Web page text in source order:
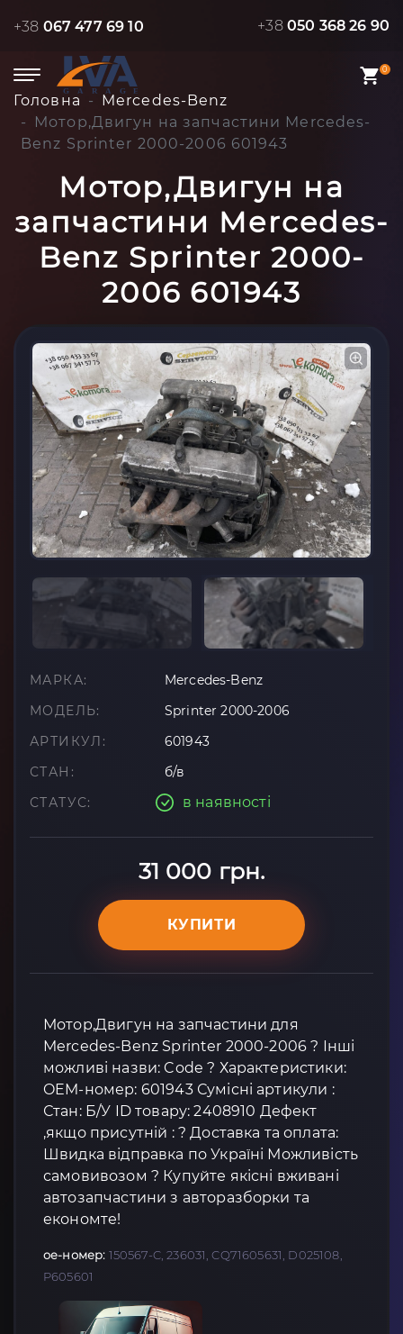
+38 067 477 69 10 +38 050 368 26 90
0
Головна
Mercedes-Benz
Мотор,Двигун на запчастини Mercedes-
Benz Sprinter 2000-2006 601943
Мотор,Двигун на
запчастини Mercedes-
Benz Sprinter 2000-
2006 601943
МАРКА:
Mercedes-Benz
МОДЕЛЬ:
Sprinter 2000-2006
АРТИКУЛ:
601943
СТАН:
б/в
СТАТУС:
в наявності
31 000 грн.
КУПИТИ
Мотор,Двигун на запчастини для
Mercedes-Benz Sprinter 2000-2006 ? Інші
можливі назви: Code ? Характеристики:
OEM-номер: 601943 Сумісні артикули :
Стан: Б/У ID товару: 2408910 Дефект
,якщо присутній : ? Доставка та оплата:
Швидка відправка по Україні Можливість
самовивозом ? Купуйте якісні вживані
автозапчастини з авторазборки та
економте!
oe-номер: 150567-C, 236031, CQ71605631, D025108,
P605601